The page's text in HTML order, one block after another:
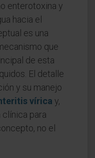
enterotoxina y
hacia el
es una
que
de esta
El detalle
y su manejo
vírica y,
para
no el